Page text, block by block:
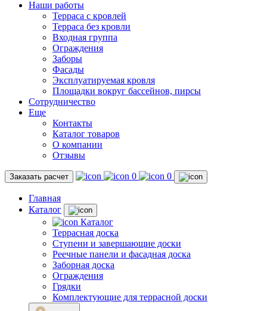
Наши работы
Терраса с кровлей
Терраса без кровли
Входная группа
Ограждения
Заборы
Фасады
Эксплуатируемая кровля
Площадки вокруг бассейнов, пирсы
Сотрудничество
Еще
Контакты
Каталог товаров
О компании
Отзывы
Заказать расчет 0 0
Главная
Каталог
Каталог
Террасная доска
Ступени и завершающие доски
Реечные панели и фасадная доска
Заборная доска
Ограждения
Грядки
Комплектующие для террасной доски